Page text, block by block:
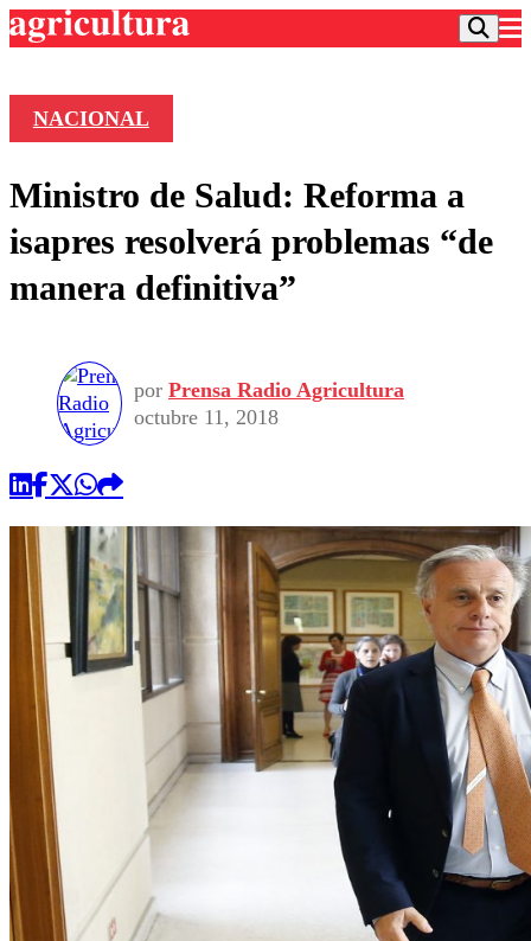
Frecuencias
Agricultura TV
Deportes
Colo Colo
Seleccion Chilena
Torneo Internacional
Entretención
Economía
Internacional
Publicaciones en medios
Opinión
NACIONAL
Ministro de Salud: Reforma a
isapres resolverá problemas “de
manera definitiva”
por Prensa Radio Agricultura
octubre 11, 2018